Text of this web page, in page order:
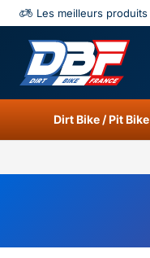
Les meilleurs produits
Dirt Bike / Pit Bike
Catégories